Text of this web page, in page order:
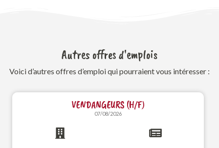
Autres offres d'emplois
Voici d’autres offres d’emploi qui pourraient vous intéresser :
VENDANGEURS (H/F)
07/08/2026